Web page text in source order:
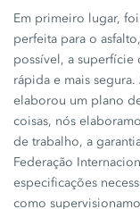
Em primeiro lugar,
perfeita para o
possível, a superfície
rápida e mais
elaborou um plano
coisas, nós
de trabalho, a
Federação
especificações
como